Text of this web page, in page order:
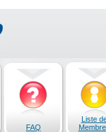
FAQ
Liste